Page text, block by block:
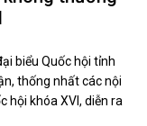
biểu Quốc hội tỉnh
thống nhất các nội
hội khóa XVI, diễn ra